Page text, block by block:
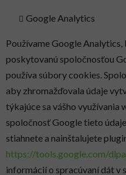
Google Analytics
Používame Google
poskytovanú spoločnosťou
používa súbory cookies.
aby zhromažďovala údaje
týkajúce sa vášho využívania
spoločnosť Google tieto
stiahnete a nainštalujete
https://tools.google.com/
informácií o spracúvaní dát v